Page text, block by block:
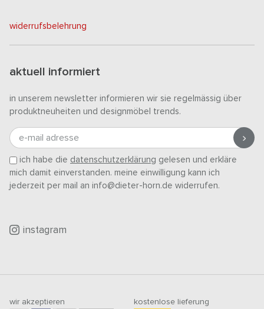
widerrufsbelehrung
aktuell informiert
in unserem newsletter informieren wir sie regelmässig über
produktneuheiten und designmöbel trends.
e-mail adresse
ich habe die datenschutzerklärung gelesen und erkläre
mich damit einverstanden. meine einwilligung kann ich
jederzeit per mail an info@dieter-horn.de widerrufen.
instagram
wir akzeptieren kostenlose lieferung